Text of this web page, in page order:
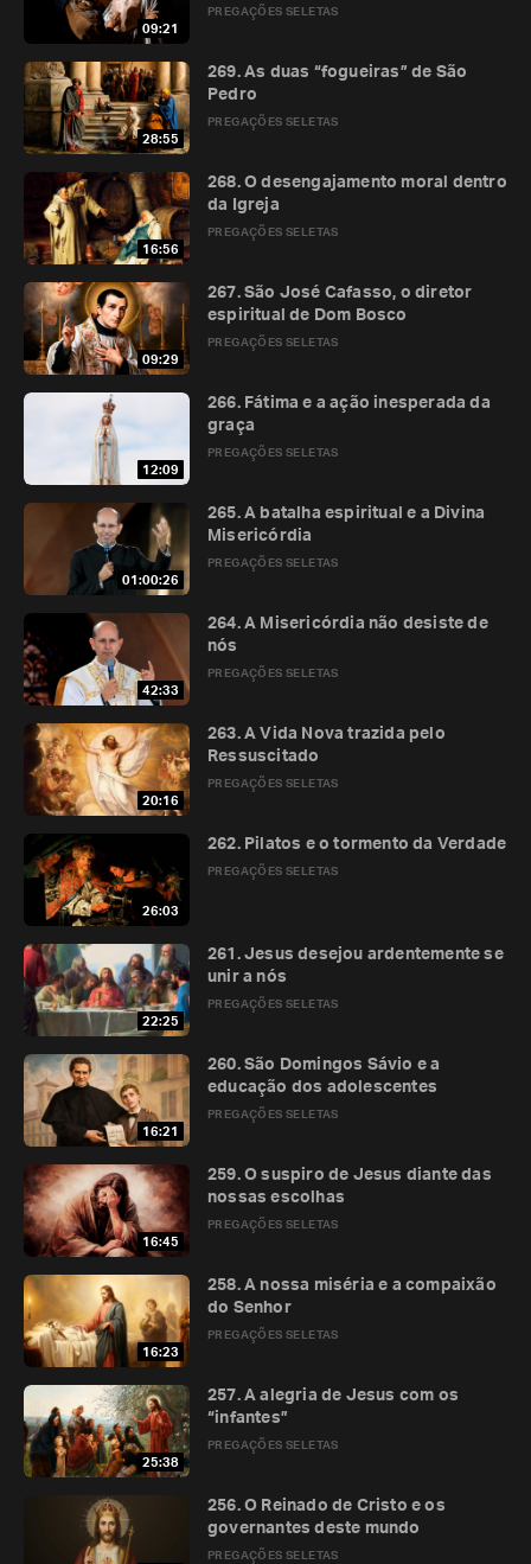
09:21
PREGAÇÕES SELETAS
28:55
PREGAÇÕES SELETAS
269. As duas “fogueiras” de São
Pedro
16:56
PREGAÇÕES SELETAS
268. O desengajamento moral dentro
da Igreja
09:29
PREGAÇÕES SELETAS
267. São José Cafasso, o diretor
espiritual de Dom Bosco
12:09
PREGAÇÕES SELETAS
266. Fátima e a ação inesperada da
graça
01:00:26
PREGAÇÕES SELETAS
265. A batalha espiritual e a Divina
Misericórdia
42:33
PREGAÇÕES SELETAS
264. A Misericórdia não desiste de
nós
20:16
PREGAÇÕES SELETAS
263. A Vida Nova trazida pelo
Ressuscitado
26:03
PREGAÇÕES SELETAS
262. Pilatos e o tormento da Verdade
22:25
PREGAÇÕES SELETAS
261. Jesus desejou ardentemente se
unir a nós
16:21
PREGAÇÕES SELETAS
260. São Domingos Sávio e a
educação dos adolescentes
16:45
PREGAÇÕES SELETAS
259. O suspiro de Jesus diante das
nossas escolhas
16:23
PREGAÇÕES SELETAS
258. A nossa miséria e a compaixão
do Senhor
25:38
PREGAÇÕES SELETAS
257. A alegria de Jesus com os
“infantes”
PREGAÇÕES SELETAS
256. O Reinado de Cristo e os
governantes deste mundo